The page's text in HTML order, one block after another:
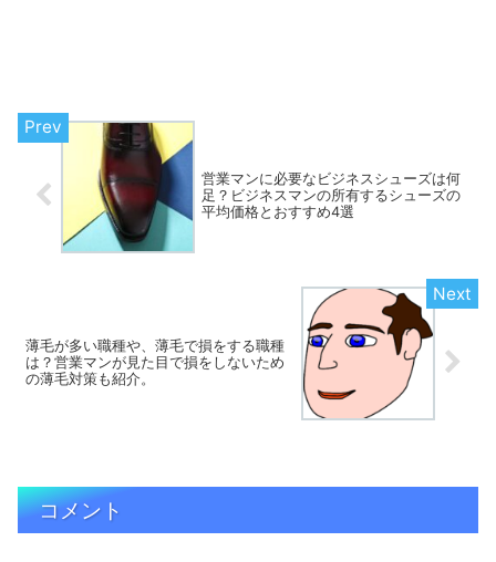
営業マンに必要なビジネスシューズは何
足？ビジネスマンの所有するシューズの
平均価格とおすすめ4選
薄毛が多い職種や、薄毛で損をする職種
は？営業マンが見た目で損をしないため
の薄毛対策も紹介。
コメント